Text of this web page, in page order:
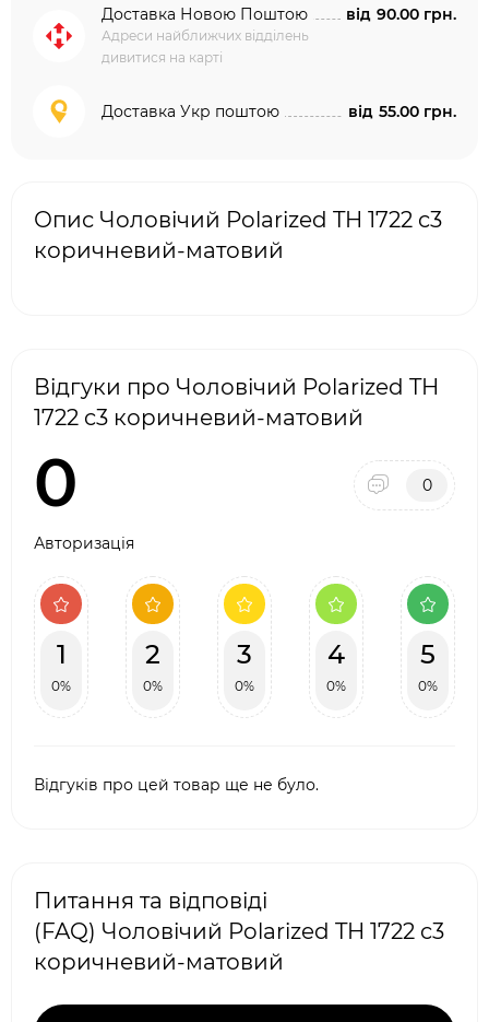
Доставка Новою Поштою
Адреси найближчих відділень
дивитися на карті
від 90.00 грн.
Доставка Укр поштою від 55.00 грн.
Опис Чоловічий Polarized TH 1722 c3
коричневий-матовий
Відгуки про Чоловічий Polarized TH
1722 c3 коричневий-матовий
0 0
Авторизація
1
0%
2
0%
3
0%
4
0%
5
0%
Відгуків про цей товар ще не було.
Питання та відповіді
(FAQ) Чоловічий Polarized TH 1722 c3
коричневий-матовий